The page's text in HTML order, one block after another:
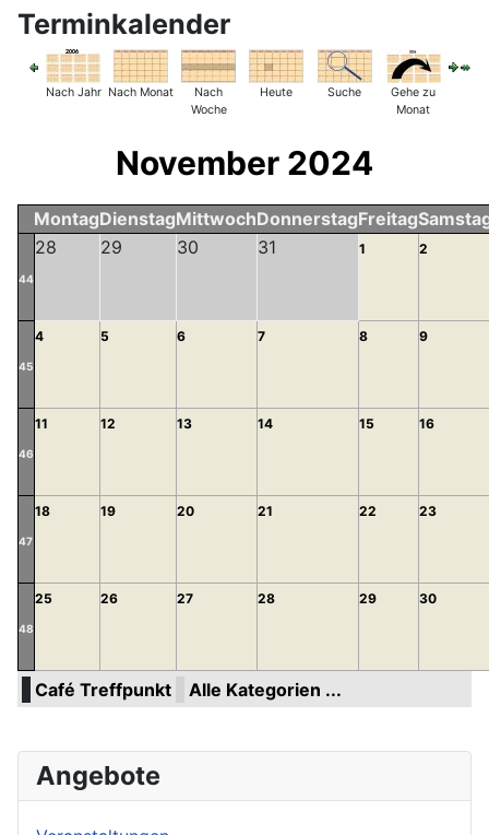
Terminkalender
Nach Jahr Nach Monat
Nach
Woche
Heute Suche
Gehe zu
Monat
November 2024
MontagDienstagMittwochDonnerstagFreitag
44
28 29 30 31 1 2
45
4 5 6 7 8 9
46
11 12 13 14 15 16
47
18 19 20 21 22 23
48
25 26 27 28 29 30
Café Treffpunkt Alle Kategorien ...
Angebote